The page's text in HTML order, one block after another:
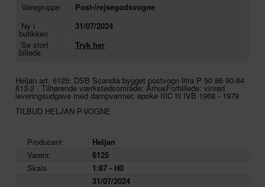
Varegruppe
Post-/rejsegodsvogne
Ny i
butikken
31/07/2024
Se stort
billede
Tryk her
Heljan art. 6125: DSB Scandia bygget postvogn litra P 50 86 90-84
813-2 . Tilhørende værkstedsområde: ÅrhusForbillede: vinrød
leveringsudgave med dampvarmer, epoke IIIC til IVB 1968 - 1979
TILBUD HELJAN P-VOGNE
Producent
Heljan
Varenr.
6125
Skala
1:87 - H0
31/07/2024